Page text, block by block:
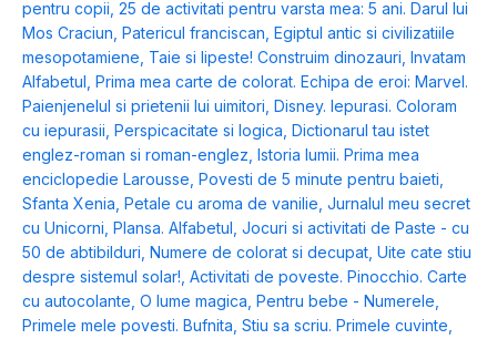
pentru copii, 25 de activitati pentru varsta mea: 5 ani. Darul lui
Mos Craciun, Patericul franciscan, Egiptul antic si civilizatiile
mesopotamiene, Taie si lipeste! Construim dinozauri, Invatam
Alfabetul , Prima mea carte de colorat. Echipa de eroi: Marvel.
Paienjenelul si prietenii lui uimitori, Disney. Iepurasi. Coloram
cu iepurasii, Perspicacitate si logica, Dictionarul tau istet
englez-roman si roman-englez, Istoria lumii. Prima mea
enciclopedie Larousse, Povesti de 5 minute pentru baieti,
Sfanta Xenia, Petale cu aroma de vanilie, Jurnalul meu secret
cu Unicorni, Plansa. Alfabetul , Jocuri si activitati de Paste - cu
50 de abtibilduri, Numere de colorat si decupat, Uite cate stiu
despre sistemul solar!, Activitati de poveste. Pinocchio. Carte
cu autocolante, O lume magica, Pentru bebe - Numerele,
Primele mele povesti. Bufnita, Stiu sa scriu. Primele cuvinte,